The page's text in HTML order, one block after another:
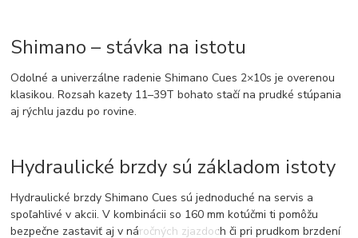
Shimano – stávka na istotu
Odolné a univerzálne radenie Shimano Cues 2×10s je overenou
klasikou. Rozsah kazety 11–39T bohato stačí na prudké stúpania
aj rýchlu jazdu po rovine.
Hydraulické brzdy sú základom istoty
Hydraulické brzdy Shimano Cues sú jednoduché na servis a
spoľahlivé v akcii. V kombinácii so 160 mm kotúčmi ti pomôžu
bezpečne zastaviť aj v náročných zjazdoch či pri prudkom brzdení